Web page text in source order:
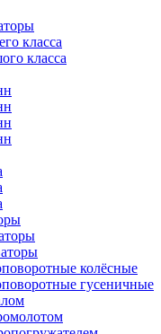
класса
класса
колёсные
гусеничные